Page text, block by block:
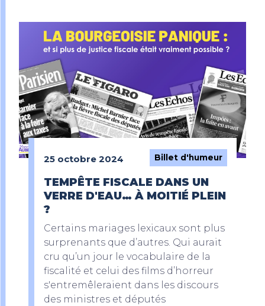
25 octobre 2024 Billet d'humeur
TEMPÊTE FISCALE DANS UN
VERRE D'EAU… À MOITIÉ PLEIN
?
Certains mariages lexicaux sont plus
surprenants que d’autres. Qui aurait
cru qu’un jour le vocabulaire de la
fiscalité et celui des films d’horreur
s'entremêleraient dans les discours
des ministres et députés